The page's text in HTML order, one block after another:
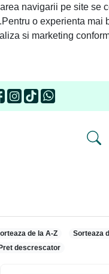
navigarii pe site se
.Pentru o experienta mai
si marketing
de la A-Z
Sorteaza
Pret descrescator